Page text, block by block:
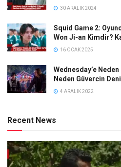
30 ARALIK 2024
Squid Game 2:
Won Ji-an Kimdir?
16 OCAK 2025
Wednesday’e
Neden Güvercin
4 ARALIK 2022
Recent News